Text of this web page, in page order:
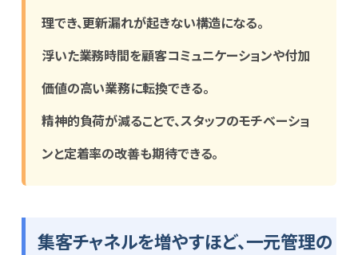
理でき、更新漏れが起きない構造になる。
浮いた業務時間を顧客コミュニケーションや付加
価値の高い業務に転換できる。
精神的負荷が減ることで、スタッフのモチベーショ
ンと定着率の改善も期待できる。
集客チャネルを増やすほど、一元管理の